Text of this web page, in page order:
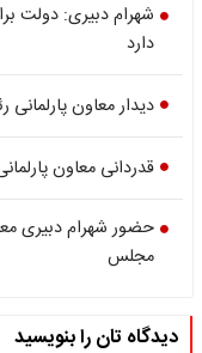
شهرام دبیری: دولت
دارد
دیدار معاون پارلمانی
قدردانی معاون
حضور شهرام دبیری
مجلس
دیدگاه تان را بنویسید